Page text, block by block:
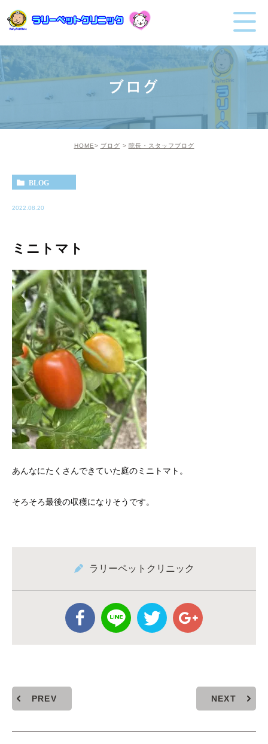
ブログ
HOME ブログ 院長・スタッフブログ
BLOG
2022.08.20
ミニトマト
あんなにたくさんできていた庭のミニトマト。
そろそろ最後の収穫になりそうです。
ラリーペットクリニック
PREV NEXT